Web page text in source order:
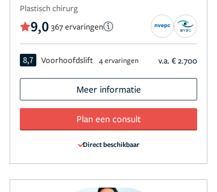
Plastisch chirurg
9,0 367 ervaringen
8,7 Voorhoofdslift 4 ervaringen v.a. € 2.700
Meer informatie
Plan een consult
Direct beschikbaar